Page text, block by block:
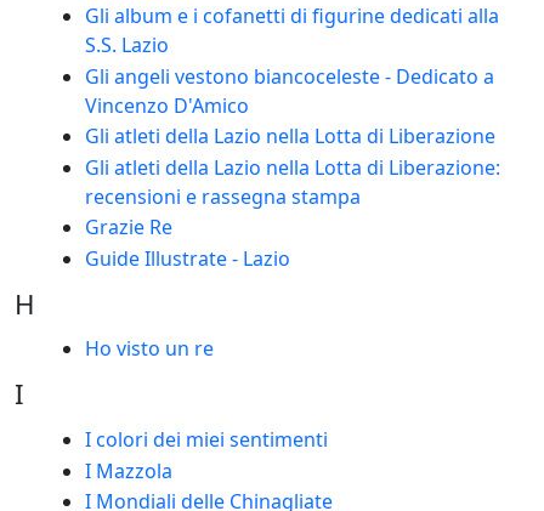
Gli album e i cofanetti di figurine dedicati alla
S.S. Lazio
Gli angeli vestono biancoceleste - Dedicato a
Vincenzo D'Amico
Gli atleti della Lazio nella Lotta di Liberazione
Gli atleti della Lazio nella Lotta di Liberazione:
recensioni e rassegna stampa
Grazie Re
Guide Illustrate - Lazio
H
Ho visto un re
I
I colori dei miei sentimenti
I Mazzola
I Mondiali delle Chinagliate